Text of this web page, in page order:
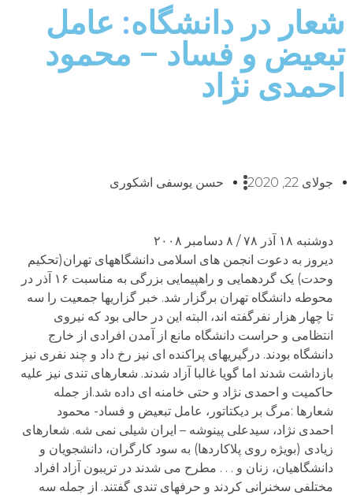
شعار در دانشگاه: عامل
تبعیض و فساد – محمود
احمدی نژاد
جولای 22, 2020 حسن یوسفی اشکوری
دوشنبه ۱۸ آذر ۷۸ / ۸ دسامبر ۲۰۰۸
دیروز به دعوت انجمن های اسلامی دانشگاههای تهران(تحکیم
وحدت) یک گردهمایی و راهپیمایی بزرگی به مناسبت ۱۶ آذر در
محوطه دانشگاه تهران برگزار شد. خبر گزاریها جمعیت را سه
تا چهار هزار نفرگفته اند، البته این در حالی بود که نیروی
انتظامی و حراست دانشگاه مانع از آمدن افرادی از خارج
دانشگاه بودند. درگیریهای پراکنده ای نیز رخ داد و چند نفری نیز
بازداشت شدند اما گویا غالبا آزاد شدند. شعارهای تندی نیز علیه
حاکمیت و احمدی نژاد و حتی خامنه ای داده شد.از جمله
شعارها :مرگ بر دیکتاتور، عامل تبعیض و فساد- محمود
احمدی نژاد، سیدعلی پینوشه – ایران شیلی نمی شه. شعارهای
زیادی (بویژه روی پلاکاردها) به سود کارگران، دانشجویان و
دانشگاهیان، زنان و . . . مطرح می شدند در تریبون آزاد افراد
مختلفی سخنرانی کردند و حرفهای تندی گفتند. از جمله سه